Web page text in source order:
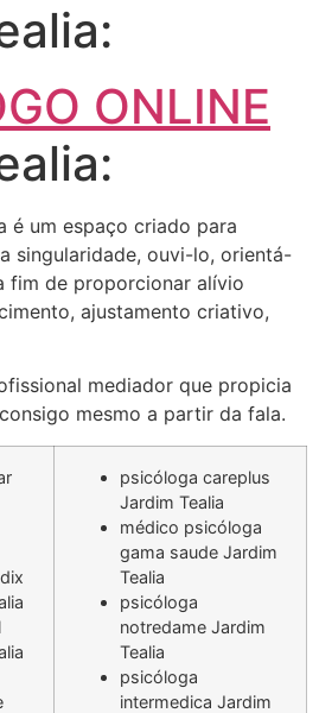
ONLINE
é um espaço criado para
singularidade, ouvi-lo, orientá-
fim de proporcionar alívio
ajustamento criativo,
mediador que propicia
mesmo a partir da fala.
psicóloga careplus
Jardim Tealia
médico psicóloga
gama saude Jardim
Tealia
psicóloga
notredame Jardim
Tealia
psicóloga
intermedica Jardim